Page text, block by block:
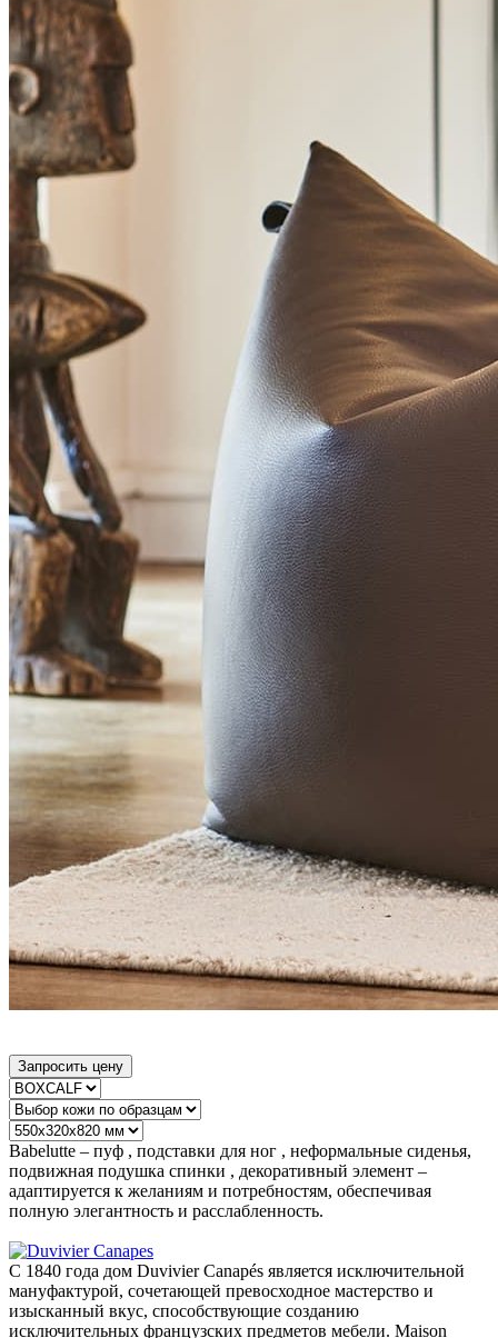
Запросить цену
Babelutte – пуф , подставки для ног , неформальные сиденья,
подвижная подушка спинки , декоративный элемент –
адаптируется к желаниям и потребностям, обеспечивая
полную элегантность и расслабленность.
С 1840 года дом Duvivier Canapés является исключительной
мануфактурой, сочетающей превосходное мастерство и
изысканный вкус, способствующие созданию
исключительных французских предметов мебели. Maison